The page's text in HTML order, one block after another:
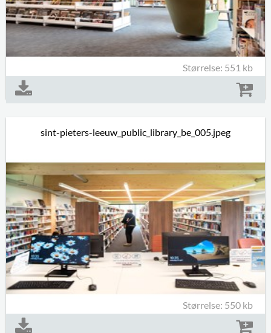
Størrelse: 551 kb
sint-pieters-leeuw_public_library_be_005.jpeg
Størrelse: 550 kb